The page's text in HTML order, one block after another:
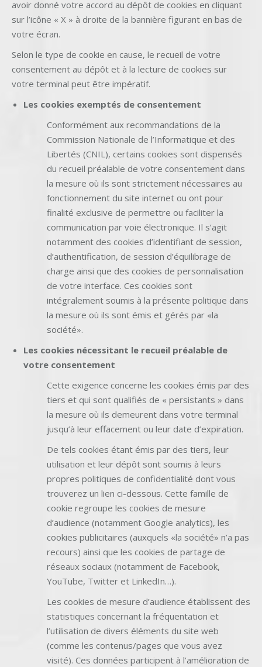
avoir donné votre accord au dépôt de cookies en cliquant
sur l’icône « X » à droite de la bannière figurant en bas de
votre écran.
Selon le type de cookie en cause, le recueil de votre
consentement au dépôt et à la lecture de cookies sur
votre terminal peut être impératif.
Les cookies exemptés de consentement
Conformément aux recommandations de la
Commission Nationale de l’Informatique et des
Libertés (CNIL), certains cookies sont dispensés
du recueil préalable de votre consentement dans
la mesure où ils sont strictement nécessaires au
fonctionnement du site internet ou ont pour
finalité exclusive de permettre ou faciliter la
communication par voie électronique. Il s’agit
notamment des cookies d’identifiant de session,
d’authentification, de session d’équilibrage de
charge ainsi que des cookies de personnalisation
de votre interface. Ces cookies sont
intégralement soumis à la présente politique dans
la mesure où ils sont émis et gérés par «la
société».
Les cookies nécessitant le recueil préalable de
votre consentement
Cette exigence concerne les cookies émis par des
tiers et qui sont qualifiés de « persistants » dans
la mesure où ils demeurent dans votre terminal
jusqu’à leur effacement ou leur date d’expiration.
De tels cookies étant émis par des tiers, leur
utilisation et leur dépôt sont soumis à leurs
propres politiques de confidentialité dont vous
trouverez un lien ci-dessous. Cette famille de
cookie regroupe les cookies de mesure
d’audience (notamment Google analytics), les
cookies publicitaires (auxquels «la société» n’a pas
recours) ainsi que les cookies de partage de
réseaux sociaux (notamment de Facebook,
YouTube, Twitter et LinkedIn…).
Les cookies de mesure d’audience établissent des
statistiques concernant la fréquentation et
l’utilisation de divers éléments du site web
(comme les contenus/pages que vous avez
visité). Ces données participent à l’amélioration de